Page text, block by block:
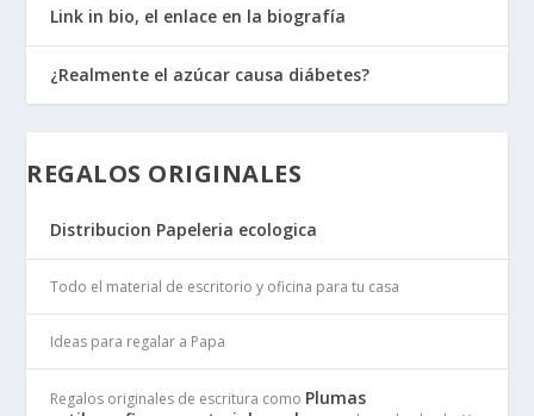
Link in bio, el enlace en la biografía
¿Realmente el azúcar causa diábetes?
REGALOS ORIGINALES
Distribucion Papeleria ecologica
Todo el material de escritorio y oficina para tu casa
Ideas para regalar a Papa
Regalos originales de escritura como Plumas